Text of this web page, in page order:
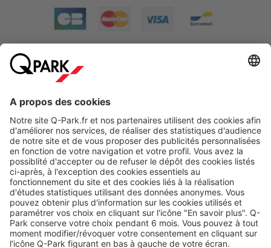
Nos produits
Nos services